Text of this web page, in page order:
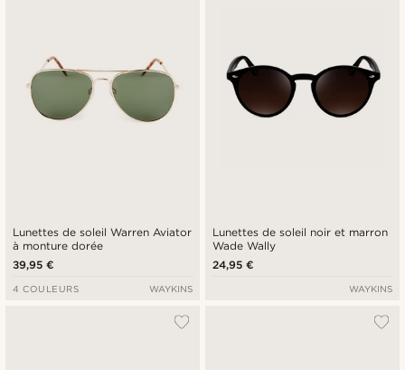
Lunettes de soleil Warren Aviator
à monture dorée
39,95 €
4 COULEURS WAYKINS
Lunettes de soleil noir et marron
Wade Wally
24,95 €
WAYKINS